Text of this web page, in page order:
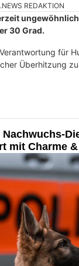
REDAKTION
30 Grad.
für
Überhitzung
mit Charme